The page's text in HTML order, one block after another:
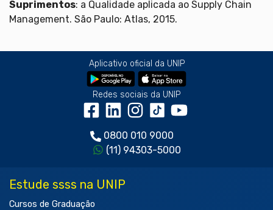
Suprimentos: a Qualidade aplicada ao Supply Chain
Management. São Paulo: Atlas, 2015.
Aplicativo oficial da UNIP
Redes sociais da UNIP
0800 010 9000
(11) 94303-5000
Estude ssss na UNIP
Cursos de Graduação